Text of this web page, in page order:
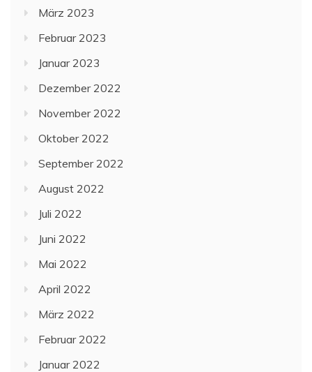
März 2023
Februar 2023
Januar 2023
Dezember 2022
November 2022
Oktober 2022
September 2022
August 2022
Juli 2022
Juni 2022
Mai 2022
April 2022
März 2022
Februar 2022
Januar 2022